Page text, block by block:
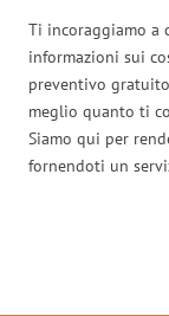
Ti incoraggiamo a
informazioni sui
preventivo
meglio quanto ti
Siamo qui per
fornendoti un